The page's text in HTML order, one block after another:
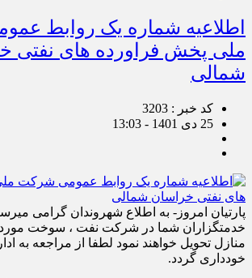
اطلاعیه شماره یک روابط
ملی پخش فراورده های نفتی
شمالی
کد خبر : 3203
25 دی 1401 - 13:03
پارتیان امروز- به اطلاع شهروندان گرامی
خدمتگزاران شما در شرکت نفت ، سوخت مورد
منازل تحویل خواهند نمود لطفا از مراجعه به
خودداری گردد.